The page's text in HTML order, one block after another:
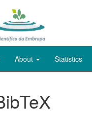
About Statistics